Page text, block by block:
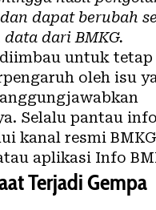
dapat berubah
dari BMKG.
untuk tetap
oleh isu
Selalu pantau
kanal resmi
aplikasi Info
Terjadi Gempa